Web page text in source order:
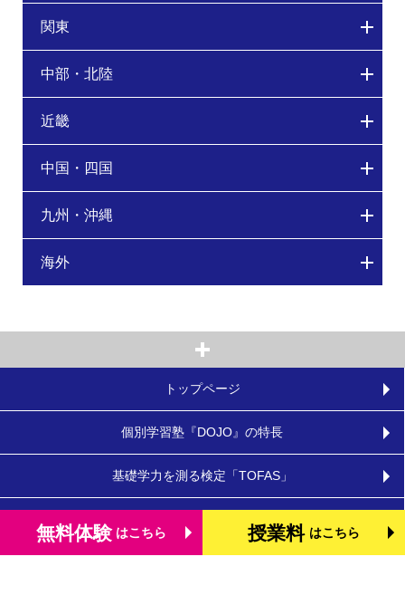
関東
中部・北陸
近畿
中国・四国
九州・沖縄
海外
トップページ
個別学習塾『DOJO』の特長
基礎学力を測る検定「TOFAS」
無料体験 はこちら 授業料 はこちら